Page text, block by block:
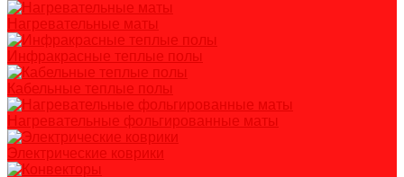
Нагревательные маты
Инфракрасные теплые полы
Кабельные теплые полы
Нагревательные фольгированные маты
Электрические коврики